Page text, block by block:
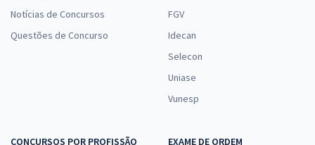
Notícias de Concursos
Questões de Concurso
FGV
Idecan
Selecon
Uniase
Vunesp
CONCURSOS POR PROFISSÃO
EXAME DE ORDEM